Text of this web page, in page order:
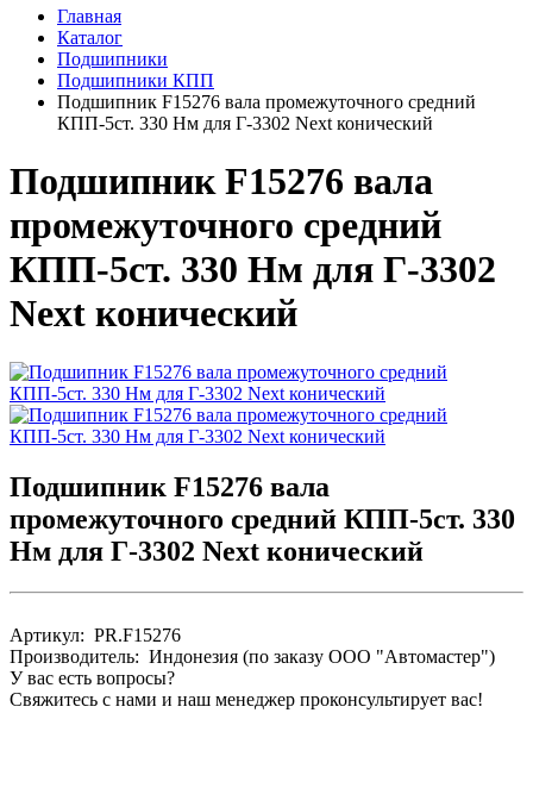
Главная
Каталог
Подшипники
Подшипники КПП
Подшипник F15276 вала промежуточного средний
КПП-5ст. 330 Нм для Г-3302 Next конический
Подшипник F15276 вала
промежуточного средний
КПП-5ст. 330 Нм для Г-3302
Next конический
Подшипник F15276 вала
промежуточного средний КПП-5ст. 330
Нм для Г-3302 Next конический
Артикул: PR.F15276
Производитель: Индонезия (по заказу ООО "Автомастер")
У вас есть вопросы?
Свяжитесь с нами и наш менеджер проконсультирует вас!